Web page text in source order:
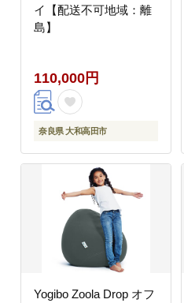
イ【配送不可地域：離
島】
110,000円
奈良県 大和高田市
Yogibo Zoola Drop オフ